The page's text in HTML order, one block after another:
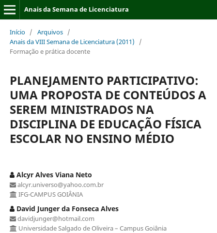
Anais da Semana de Licenciatura
Início / Arquivos /
Anais da VIII Semana de Licenciatura (2011)
/
Formação e prática docente
PLANEJAMENTO PARTICIPATIVO:
UMA PROPOSTA DE CONTEÚDOS A
SEREM MINISTRADOS NA
DISCIPLINA DE EDUCAÇÃO FÍSICA
ESCOLAR NO ENSINO MÉDIO
Alcyr Alves Viana Neto
alcyr.universo@yahoo.com.br
IFG-CAMPUS GOIÂNIA
David Junger da Fonseca Alves
davidjunger@hotmail.com
Universidade Salgado de Oliveira – Campus Goiânia